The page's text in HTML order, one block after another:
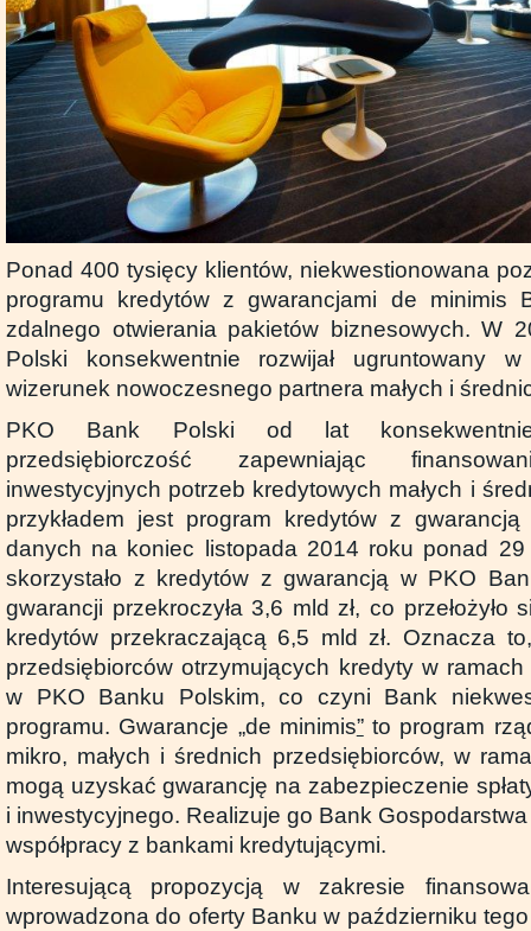
Ponad 400 tysięcy klientów, niekwestionowana
programu kredytów z gwarancjami de minimis
zdalnego otwierania pakietów biznesowych. W
Polski konsekwentnie rozwijał ugruntowany
wizerunek nowoczesnego partnera małych i
PKO Bank Polski od lat
przedsiębiorczość zapewniając
inwestycyjnych potrzeb kredytowych małych i
przykładem jest program kredytów z gwarancją
danych na koniec listopada 2014 roku ponad 29
skorzystało z kredytów z gwarancją w PKO
gwarancji przekroczyła 3,6 mld zł, co przełożyło
kredytów przekraczającą 6,5 mld zł. Oznacza
przedsiębiorców otrzymujących kredyty w
w PKO Banku Polskim, co czyni Bank
programu. Gwarancje „de minimis”to program
mikro, małych i średnich przedsiębiorców, w
mogą uzyskać gwarancję na zabezpieczenie
i inwestycyjnego. Realizuje go Bank
współpracy z bankami kredytującymi.
Interesującą propozycją w zakresie
wprowadzona do oferty Banku w październiku